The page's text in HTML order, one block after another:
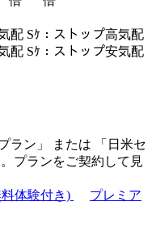
配 Sｹ ： ストップ高気配
配 Sｹ ： ストップ安気配
ラン 」 または 「 日米セ
プランをご契約して見
体験付き)
プレミア